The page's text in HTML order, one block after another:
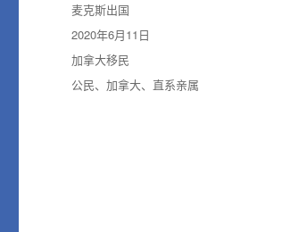
作
者
麦克斯出国
发
布
于
2020年6月11日
分
类
加拿大移民
标
公民、加拿大、 直系亲属